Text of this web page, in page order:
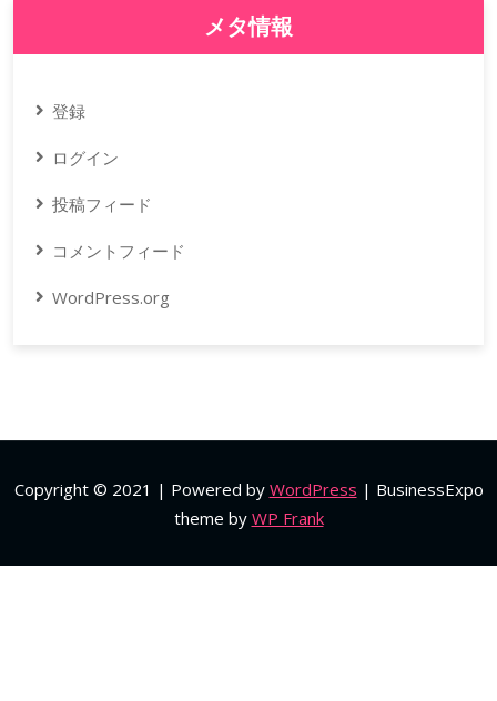
メタ情報
登録
ログイン
投稿フィード
コメントフィード
WordPress.org
Copyright © 2021 | Powered by WordPress | BusinessExpo
theme by WP Frank